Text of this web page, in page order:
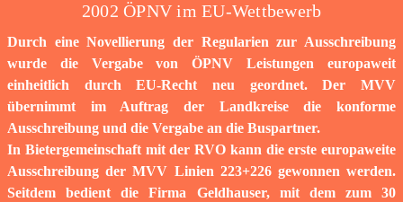
2002 ÖPNV im EU-Wettbewerb
Durch eine Novellierung der Regularien zur Ausschreibung
wurde die Vergabe von ÖPNV Leistungen europaweit
einheitlich durch EU-Recht neu geordnet. Der MVV
übernimmt im Auftrag der Landkreise die konforme
Ausschreibung und die Vergabe an die Buspartner.
In Bietergemeinschaft mit der RVO kann die erste europaweite
Ausschreibung der MVV Linien 223+226 gewonnen werden.
Seitdem bedient die Firma Geldhauser, mit dem zum 30